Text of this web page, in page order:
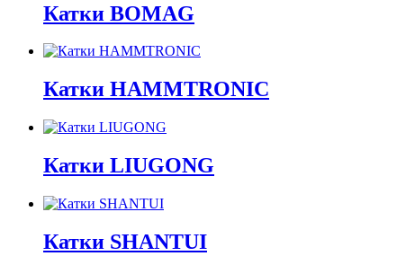
Катки BOMAG
Катки HAMMTRONIC
Катки LIUGONG
Катки SHANTUI